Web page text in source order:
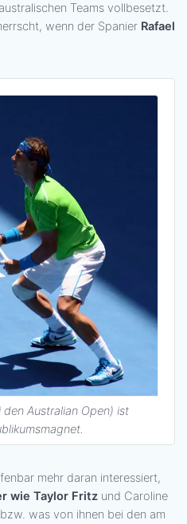
Teams vollbesetzt.
wenn der Spanier Rafael
Australian Open) ist
mehr daran interessiert,
wie Taylor Fritz und Caroline
was von ihnen bei den am